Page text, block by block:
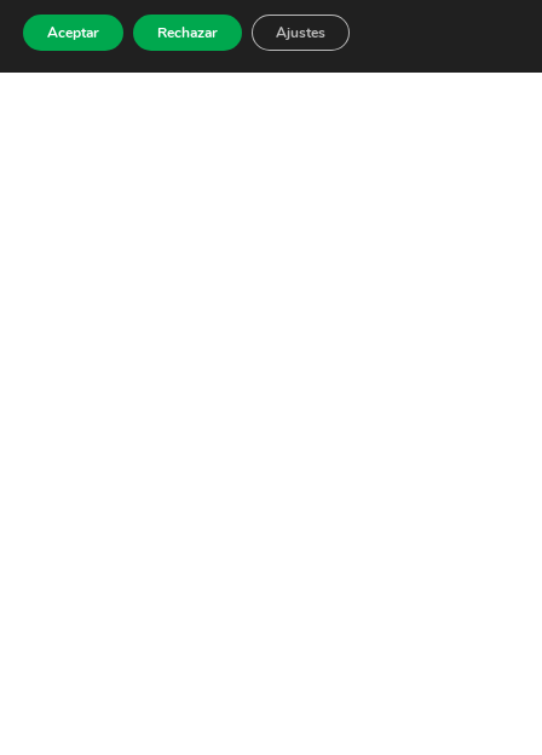
Aceptar Rechazar Ajustes